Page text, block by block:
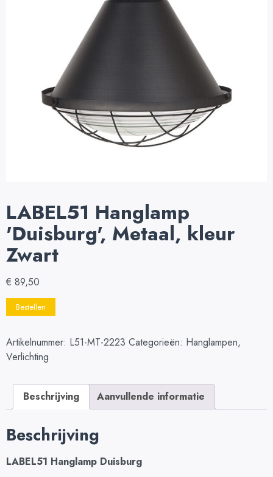
LABEL51 Hanglamp
'Duisburg', Metaal, kleur
Zwart
€ 89,50
Bestellen
Artikelnummer: L51-MT-2223 Categorieën: Hanglampen,
Verlichting
Beschrijving Aanvullende informatie
Beschrijving
LABEL51 Hanglamp Duisburg